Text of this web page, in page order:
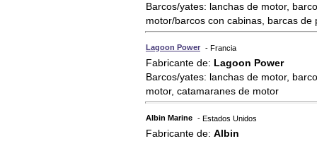
Barcos/yates: lanchas de motor,
motor/barcos con cabinas, barcas de
Lagoon Power - Francia
Fabricante de: Lagoon Power
Barcos/yates: lanchas de motor,
motor, catamaranes de motor
Albin Marine - Estados Unidos
Fabricante de: Albin